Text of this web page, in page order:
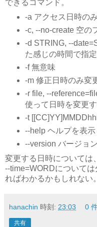
できるコマンド。
-a アクセス日時の
-c, --no-create 空の
-d STRING, --
た感じの時間で指
-f 無意味
-m 修正日時のみ変
-r file, --
使って日時を変更
-t
--help ヘルプを表示
--version バージョ
変更する日時については
--time=WORDについて
ればわかるかもしれない。
hanachin 時刻: 23:03 0
共有